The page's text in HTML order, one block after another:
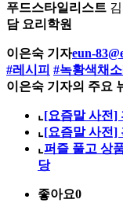
푸드스타일리스트
담 요리학원
이은숙 기자eun-
#레시피 #녹황색채
이은숙 기자의 주요
⌞[요즘말 사전]
⌞[요즘말 사전]
⌞퍼즐 풀고 상
당
좋아요0